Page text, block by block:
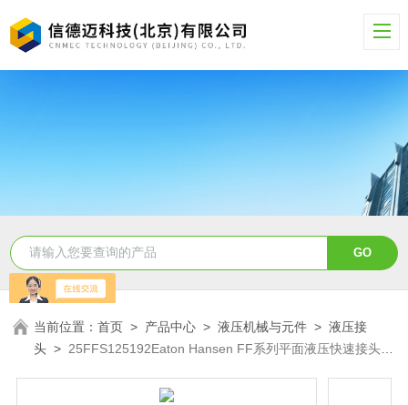
当前位置：首页 > 产品中心 >液压机械与元件 >液压接
头 > 25FFS125192Eaton Hansen FF系列平面液压快速接头